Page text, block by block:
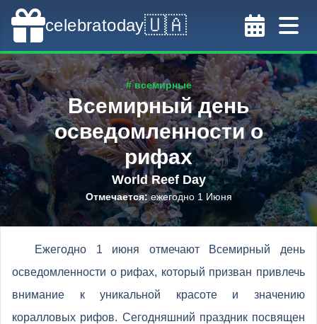
celebratoday🇺🇦
# всемирные
Всемирный день
осведомленности о
рифах
World Reef Day
Отмечается:ежегодно 1 Июня
Ежегодно 1 июня отмечают Всемирный день
осведомленности о рифах, который призван привлечь
внимание к уникальной красоте и значению
коралловых рифов. Сегодняшний праздник посвящен